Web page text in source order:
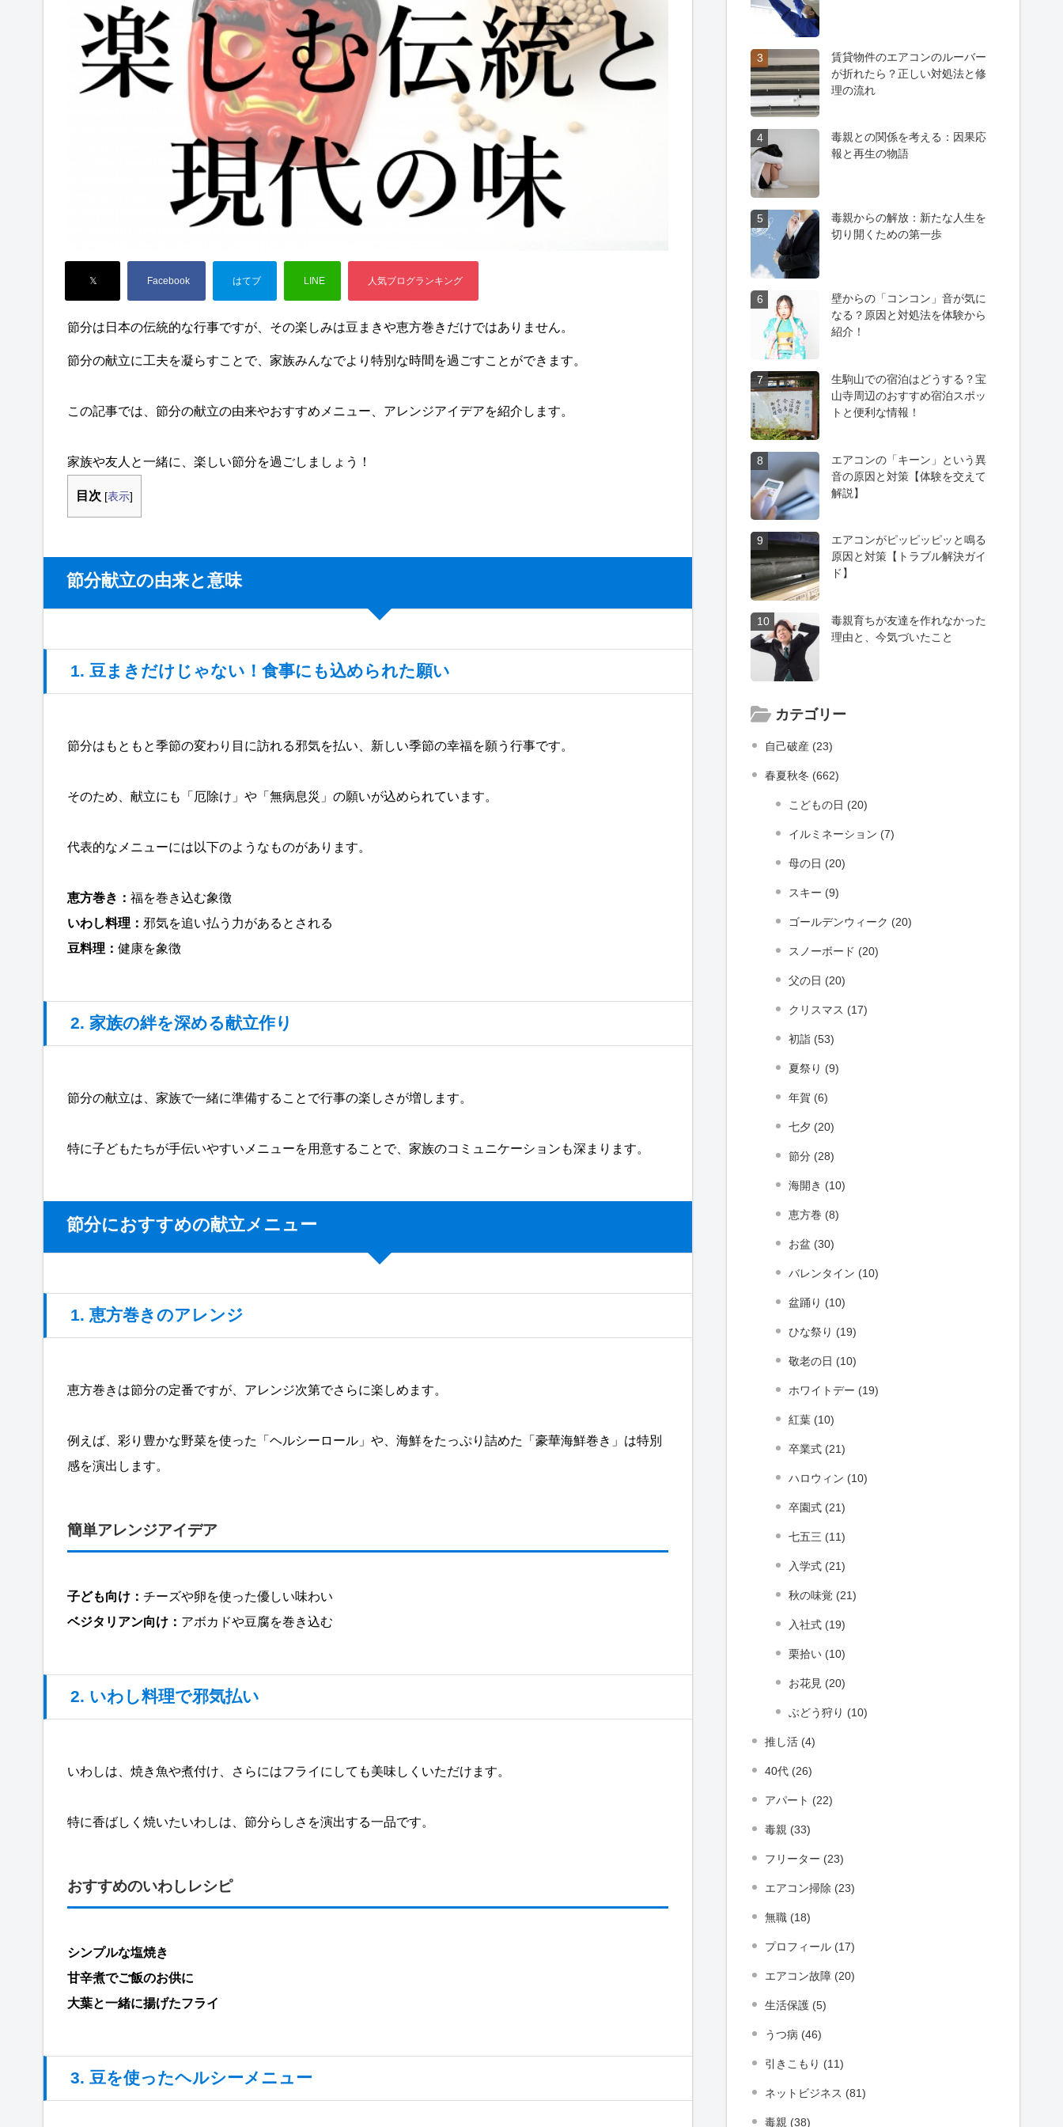
節分は日本の伝統的な行事ですが、その楽しみは豆まきや恵方巻きだけではありません。
節分の献立に工夫を凝らすことで、家族みんなでより特別な時間を過ごすことができます。
この記事では、節分の献立の由来やおすすめメニュー、アレンジアイデアを紹介します。
家族や友人と一緒に、楽しい節分を過ごしましょう！
目次 [表示]
節分献立の由来と意味
1. 豆まきだけじゃない！食事にも込められた願い
節分はもともと季節の変わり目に訪れる邪気を払い、新しい季節の幸福を願う行事です。
そのため、献立にも「厄除け」や「無病息災」の願いが込められています。
代表的なメニューには以下のようなものがあります。
恵方巻き： 福を巻き込む象徴
いわし料理： 邪気を追い払う力があるとされる
豆料理： 健康を象徴
2. 家族の絆を深める献立作り
節分の献立は、家族で一緒に準備することで行事の楽しさが増します。
特に子どもたちが手伝いやすいメニューを用意することで、家族のコミュニケーションも深まります。
節分におすすめの献立メニュー
1. 恵方巻きのアレンジ
恵方巻きは節分の定番ですが、アレンジ次第でさらに楽しめます。
例えば、彩り豊かな野菜を使った「ヘルシーロール」や、海鮮をたっぷり詰めた「豪華海鮮巻き」は特別
感を演出します。
簡単アレンジアイデア
子ども向け： チーズや卵を使った優しい味わい
ベジタリアン向け： アボカドや豆腐を巻き込む
2. いわし料理で邪気払い
いわしは、焼き魚や煮付け、さらにはフライにしても美味しくいただけます。
特に香ばしく焼いたいわしは、節分らしさを演出する一品です。
おすすめのいわしレシピ
シンプルな塩焼き
甘辛煮でご飯のお供に
大葉と一緒に揚げたフライ
3. 豆を使ったヘルシーメニュー
3
賃貸物件のエアコンのルーバー
が折れたら？正しい対処法と修
理の流れ
4
毒親との関係を考える：因果応
報と再生の物語
5
毒親からの解放：新たな人生を
切り開くための第一歩
6
壁からの「コンコン」音が気に
なる？原因と対処法を体験から
紹介！
7
生駒山での宿泊はどうする？宝
山寺周辺のおすすめ宿泊スポッ
トと便利な情報！
8
エアコンの「キーン」という異
音の原因と対策【体験を交えて
解説】
9
エアコンがピッピッピッと鳴る
原因と対策【トラブル解決ガイ
ド】
10
毒親育ちが友達を作れなかった
理由と、今気づいたこと
カテゴリー
自己破産 (23)
春夏秋冬 (662)
こどもの日 (20)
イルミネーション (7)
母の日 (20)
スキー (9)
ゴールデンウィーク (20)
スノーボード (20)
父の日 (20)
クリスマス (17)
初詣 (53)
夏祭り (9)
年賀 (6)
七夕 (20)
節分 (28)
海開き (10)
恵方巻 (8)
お盆 (30)
バレンタイン (10)
盆踊り (10)
ひな祭り (19)
敬老の日 (10)
ホワイトデー (19)
紅葉 (10)
卒業式 (21)
ハロウィン (10)
卒園式 (21)
七五三 (11)
入学式 (21)
秋の味覚 (21)
入社式 (19)
栗拾い (10)
お花見 (20)
ぶどう狩り (10)
推し活 (4)
40代 (26)
アパート (22)
毒親 (33)
フリーター (23)
エアコン掃除 (23)
無職 (18)
プロフィール (17)
エアコン故障 (20)
生活保護 (5)
うつ病 (46)
引きこもり (11)
ネットビジネス (81)
毒親 (38)